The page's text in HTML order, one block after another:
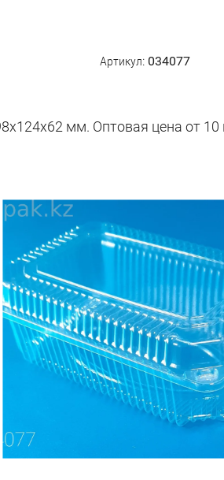
Артикул:034077
мм. Оптовая цена от 10